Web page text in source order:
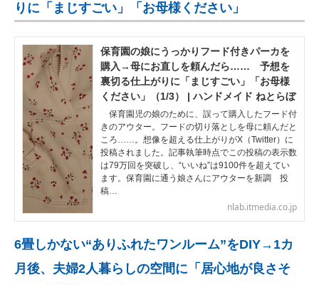
りに「まじすごい」「お母様ください」
保育園の娘にうっかりフード付きパーカを
購入→母にお直しを頼んだら…… 予想を
裏切る仕上がりに「まじすごい」「お母様
ください」（1/3） | ハンドメイド ねとらぼ
保育園児の娘のために、誤って購入したフード付
きのアウター。フードの切り落としを母に頼んだと
ころ……。想像を超える仕上がりがX（Twitter）に
投稿されました。記事執筆時点でこの投稿の表示数
は79万回を突破し、“いいね”は9100件を超えてい
ます。保育園に通う娘さんにアウターを新調 投
稿…
nlab.itmedia.co.jp
6畳しかない“ありふれたワンルーム”をDIY→1カ
月後、夫婦2人暮らしの空間に「居心地が良さそ